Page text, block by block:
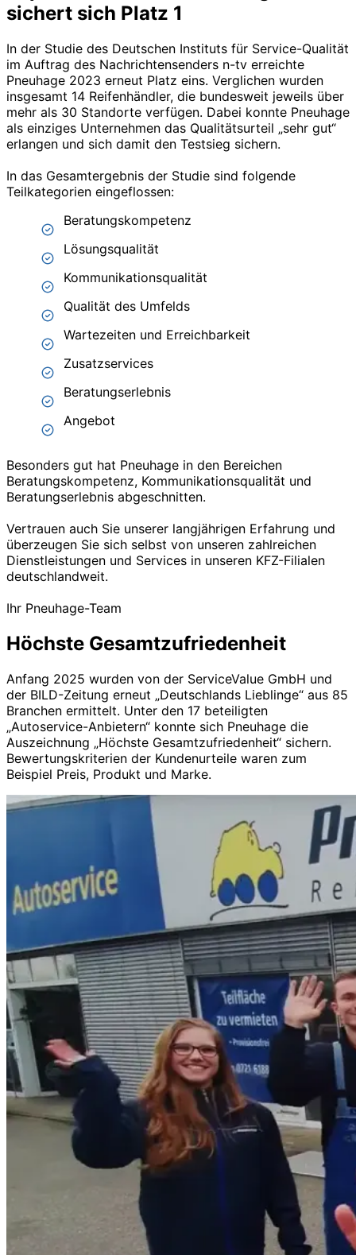
sichert sich Platz 1
In der Studie des Deutschen Instituts für Service-Qualität
im Auftrag des Nachrichtensenders n-tv erreichte
Pneuhage 2023 erneut Platz eins. Verglichen wurden
insgesamt 14 Reifenhändler, die bundesweit jeweils über
mehr als 30 Standorte verfügen. Dabei konnte Pneuhage
als einziges Unternehmen das Qualitätsurteil „sehr gut“
erlangen und sich damit den Testsieg sichern.
In das Gesamtergebnis der Studie sind folgende
Teilkategorien eingeflossen:
Beratungskompetenz
Lösungsqualität
Kommunikationsqualität
Qualität des Umfelds
Wartezeiten und Erreichbarkeit
Zusatzservices
Beratungserlebnis
Angebot
Besonders gut hat Pneuhage in den Bereichen
Beratungskompetenz, Kommunikationsqualität und
Beratungserlebnis abgeschnitten.
Vertrauen auch Sie unserer langjährigen Erfahrung und
überzeugen Sie sich selbst von unseren zahlreichen
Dienstleistungen und Services in unseren KFZ-Filialen
deutschlandweit.
Ihr Pneuhage-Team
Höchste Gesamtzufriedenheit
Anfang 2025 wurden von der ServiceValue GmbH und
der BILD-Zeitung erneut „Deutschlands Lieblinge“ aus 85
Branchen ermittelt. Unter den 17 beteiligten
„Autoservice-Anbietern“ konnte sich Pneuhage die
Auszeichnung „Höchste Gesamtzufriedenheit“ sichern.
Bewertungskriterien der Kundenurteile waren zum
Beispiel Preis, Produkt und Marke.